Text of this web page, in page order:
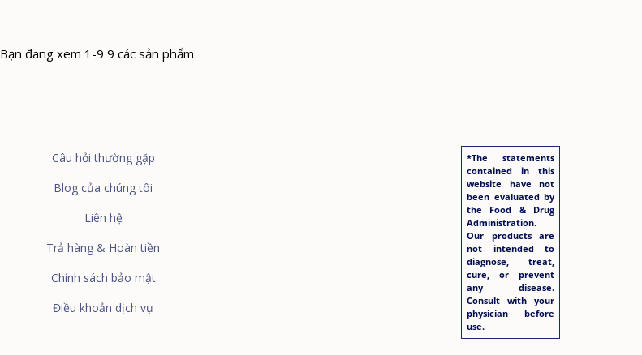
Bạn đang xem 1-9 9 các sản phẩm
Câu hỏi thường gặp
Blog của chúng tôi
Liên hệ
Trả hàng & Hoàn tiền
Chính sách bảo mật
Điều khoản dịch vụ
*The statements
contained in this
website have not
been evaluated by
the Food & Drug
Administration.
Our products are
not intended to
diagnose, treat,
cure, or prevent
any disease.
Consult with your
physician before
use.